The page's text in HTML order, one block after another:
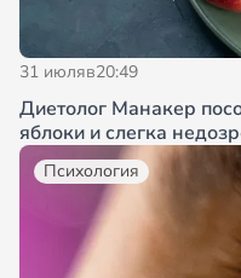
31 июляв20:49
Диетолог Манакер
яблоки и слегка
Психология